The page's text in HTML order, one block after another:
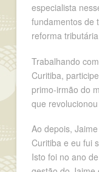
especialista
fundamentos de
reforma
Trabalhando
Curitiba,
primo-irmão do
que
Ao depois,
Curitiba e eu fui
Isto foi no ano